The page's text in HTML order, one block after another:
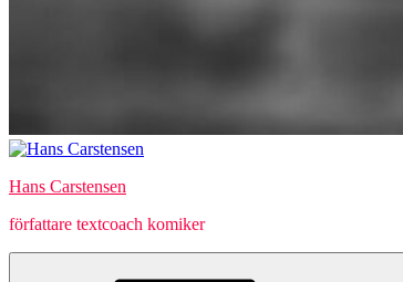
Hans Carstensen
författare textcoach komiker